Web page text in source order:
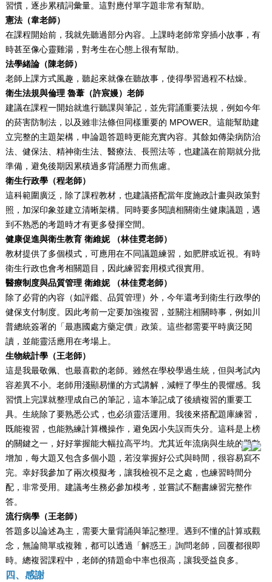
習慣，逐步累積詞彙量。這對應付單字題非常有幫助。
憲法（韋老師）
在課程開始前，我就先聽過部分內容。上課時老師常穿插小故事，有
時甚至像心靈雞湯，對考生在心態上很有幫助。
法學緒論（陳老師）
老師上課方式風趣，聽起來就像在聽故事，使得學習過程不枯燥。
衛生法規與倫理 魯葦（許宸嫚） 老師
建議在課程一開始就進行聽課與筆記，並先背誦重要法規，例如今年
的菸害防制法，以及雖非法條但同樣重要的 MPOWER。這能幫助建
立完整的主題架構，申論題答題時更能充實內容。其餘如傳染病防治
法、健保法、精神衛生法、醫療法、長照法等，也建議在前期就分批
準備，避免後期因累積過多背誦壓力而焦慮。
衛生行政學（程老師）
這科範圍廣泛，除了課程教材，也建議搭配當年度施政計畫與政策對
照，加深印象並建立清晰架構。同時要多閱讀相關衛生健康議題，遇
到不熟悉的考題時才有更多發揮空間。
健康促進與衛生教育 衛維妮
（林佳霓老師）
教材提供了多個模式，可應用在不同議題練習，如肥胖或近視。有時
衛生行政也會考相關題目，因此練習套用模式很實用。
醫療制度與品質管理 衛維妮 （林佳霓老師）
除了必背的內容（如評鑑、品質管理）外，今年還考到衛生行政學的
健保支付制度。因此考前一定要加強複習，並關注相關時事，例如川
普總統簽署的「最惠國處方藥定價」政策。這些都需要平時廣泛閱
讀，並能靈活應用在考場上。
生物統計學（王老師）
這是我最敬佩、也最喜歡的老師。雖然在學校學過生統，但與考試內
容差異不小。老師用淺顯易懂的方式講解，減輕了學生的畏懼感。我
習慣上完課就整理成自己的筆記，這本筆記成了後續複習的重要工
具。生統除了要熟悉公式，也必須靈活運用。我後來搭配題庫練習，
既能複習，也能熟練計算機操作，避免因小失誤而失分。這科是上榜
的關鍵之一，好好掌握能大幅拉高平均。尤其近年流病與生統的題數
增加，每大題又包含多個小題，若沒掌握好公式與時間，很容易寫不
完。幸好我參加了兩次模擬考，讓我檢視不足之處，也練習時間分
配，非常受用。建議考生務必參加模考，並嘗試不翻書練習完整作
答。
流行病學（王老師）
答題多以論述為主，需要大量背誦與筆記整理。遇到不懂的計算或觀
念，無論簡單或複雜，都可以透過「解惑王」詢問老師，回覆都很即
時。總複習課程中，老師的猜題命中率也很高，讓我受益良多。
四、感謝